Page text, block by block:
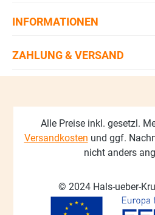
INFORMATIONEN
ZAHLUNG & VERSAND
Alle Preise inkl. gesetzl.
Versandkosten und ggf.
nicht anders
© 2024 Hals-ueber-